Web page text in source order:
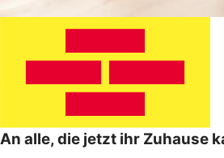
An alle, die jetzt ihr Zuhause